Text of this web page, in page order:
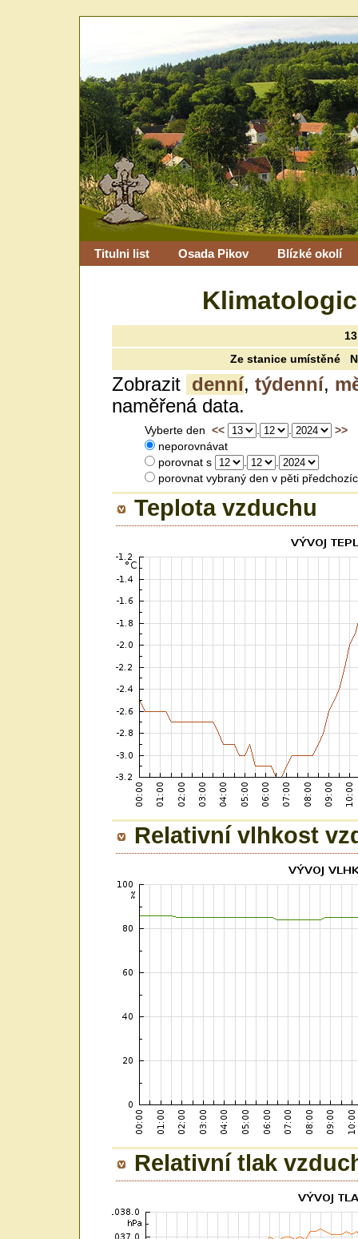
Titulni list Osada Pikov Blízké okolí
Ze stanice umístěné
Zobrazit denní, týdenní,
naměřená data.
Vyberte den <<
>>
neporovnávat
porovnat s
porovnat vybraný den v pěti
Teplota vzduchu
Relativní vlhkost
Relativní tlak